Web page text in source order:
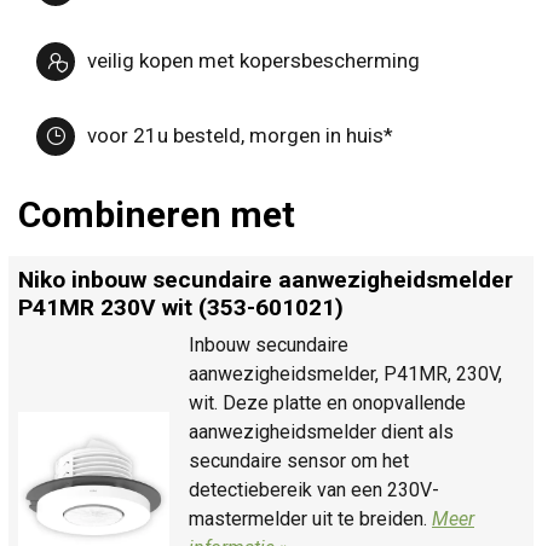
veilig kopen met kopersbescherming
voor 21u besteld, morgen in huis*
Combineren met
Niko inbouw secundaire aanwezigheidsmelder
P41MR 230V wit (353-601021)
Inbouw secundaire
aanwezigheidsmelder, P41MR, 230V,
wit. Deze platte en onopvallende
aanwezigheidsmelder dient als
secundaire sensor om het
detectiebereik van een 230V-
mastermelder uit te breiden. Meer